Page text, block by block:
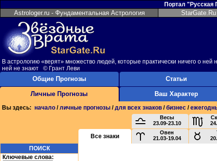
Портал "Русская
Astrologer.ru - Фундаментальная Астрология
В астрологию «верят» множество людей, которые практически ничего о
ней не знают © Грант Леви
Общие Прогнозы
Личные Прогнозы
Статьи
Ваш Характер
Вы здесь: начало /личные прогнозы /для всех знаков /бизнес /
Весы
23.09-23.10
Все знаки
Овен
21.03-19.04
ПОИСК
Ключевые слова: